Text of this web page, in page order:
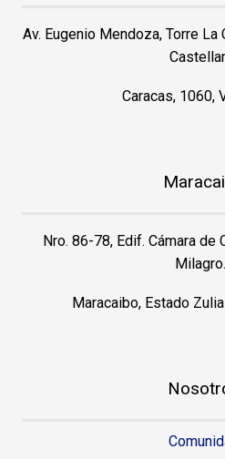
Av. Eugenio Mendoza, Torre La
Caracas, 1060,
Nro. 86-78, Edif. Cámara de
Milagro.
Maracaibo, Estado